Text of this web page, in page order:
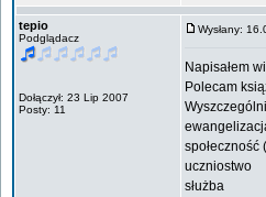
tepio
Podglądacz
Dołączył: 23 Lip 2007
Posty: 11
Wysłany:
Napisałem
Polecam
społeczność
uczniostwo
służba